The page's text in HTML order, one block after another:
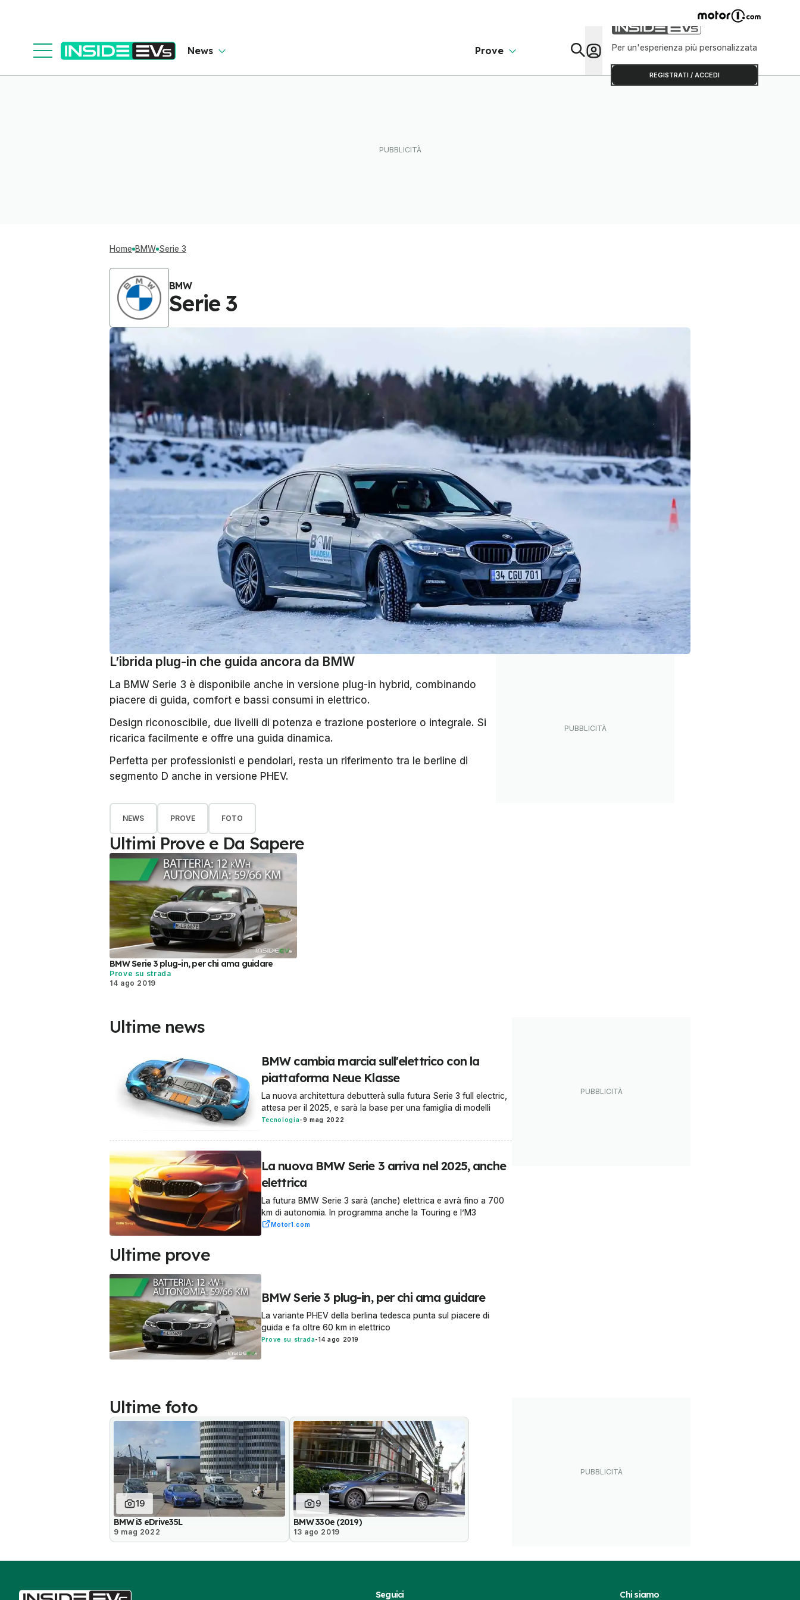
News Prove Per un'esperienza più personalizzata
REGISTRATI / ACCEDI
Home BMW Serie 3
BMW
Serie 3
L’ibrida plug-in che guida ancora da BMW
La BMW Serie 3 è disponibile anche in versione plug-in hybrid, combinando
piacere di guida, comfort e bassi consumi in elettrico.
Design riconoscibile, due livelli di potenza e trazione posteriore o integrale. Si
ricarica facilmente e offre una guida dinamica.
Perfetta per professionisti e pendolari, resta un riferimento tra le berline di
segmento D anche in versione PHEV.
NEWS PROVE FOTO
Ultimi Prove e Da Sapere
BMW Serie 3 plug-in, per chi ama guidare
Prove su strada
14 ago 2019
Ultime news
BMW cambia marcia sull'elettrico con la
piattaforma Neue Klasse
La nuova architettura debutterà sulla futura Serie 3 full electric,
attesa per il 2025, e sarà la base per una famiglia di modelli
Tecnologia-9 mag 2022
La nuova BMW Serie 3 arriva nel 2025, anche
elettrica
La futura BMW Serie 3 sarà (anche) elettrica e avrà fino a 700
km di autonomia. In programma anche la Touring e l’M3
Motor1.com
Ultime prove
BMW Serie 3 plug-in, per chi ama guidare
La variante PHEV della berlina tedesca punta sul piacere di
guida e fa oltre 60 km in elettrico
Prove su strada-14 ago 2019
Ultime foto
19
BMW i3 eDrive35L
9 mag 2022
9
BMW 330e (2019)
13 ago 2019
Seguici
Chi siamo